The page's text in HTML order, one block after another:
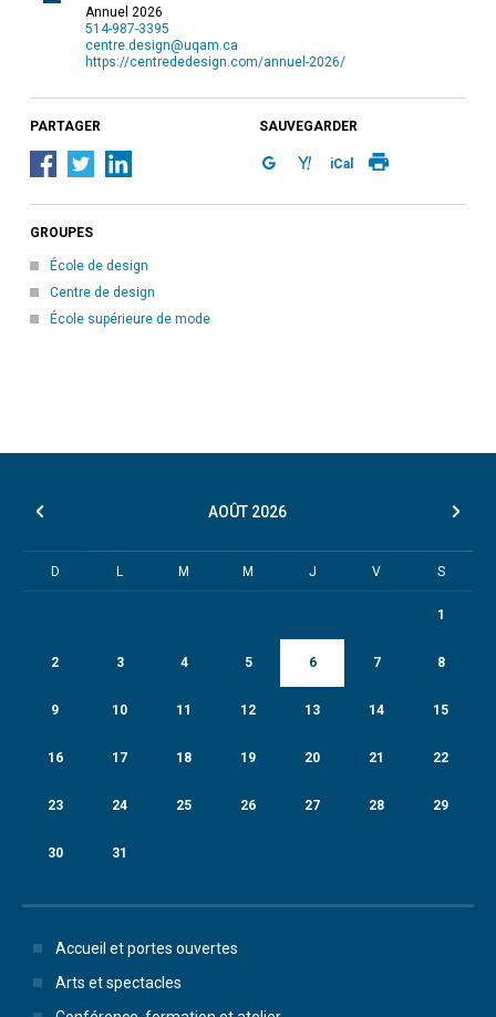
Annuel 2026
514-987-3395
centre.design@uqam.ca
https://centrededesign.com/annuel-2026/
PARTAGER SAUVEGARDER
iCal
GROUPES
École de design
Centre de design
École supérieure de mode
AOÛT 2026
D L M M J V S
1
2 3 4 5 6 7 8
9 10 11 12 13 14 15
16 17 18 19 20 21 22
23 24 25 26 27 28 29
30 31
Accueil et portes ouvertes
Arts et spectacles